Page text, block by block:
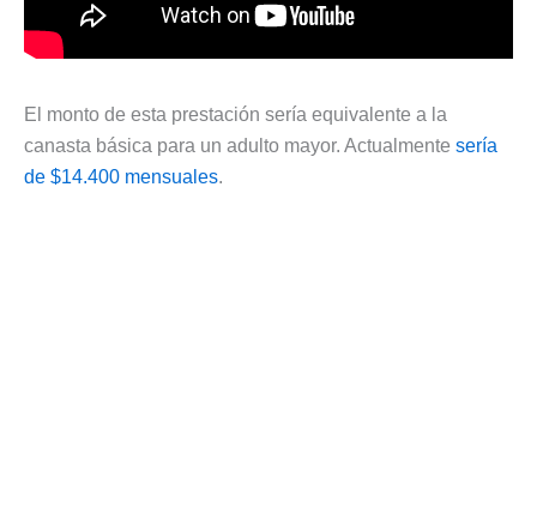
El monto de esta prestación sería equivalente a la
canasta básica para un adulto mayor. Actualmente sería
de $14.400 mensuales.